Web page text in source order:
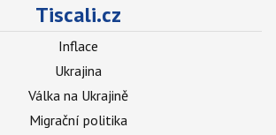
Tiscali.cz
Inflace
Ukrajina
Válka na Ukrajině
Migrační politika